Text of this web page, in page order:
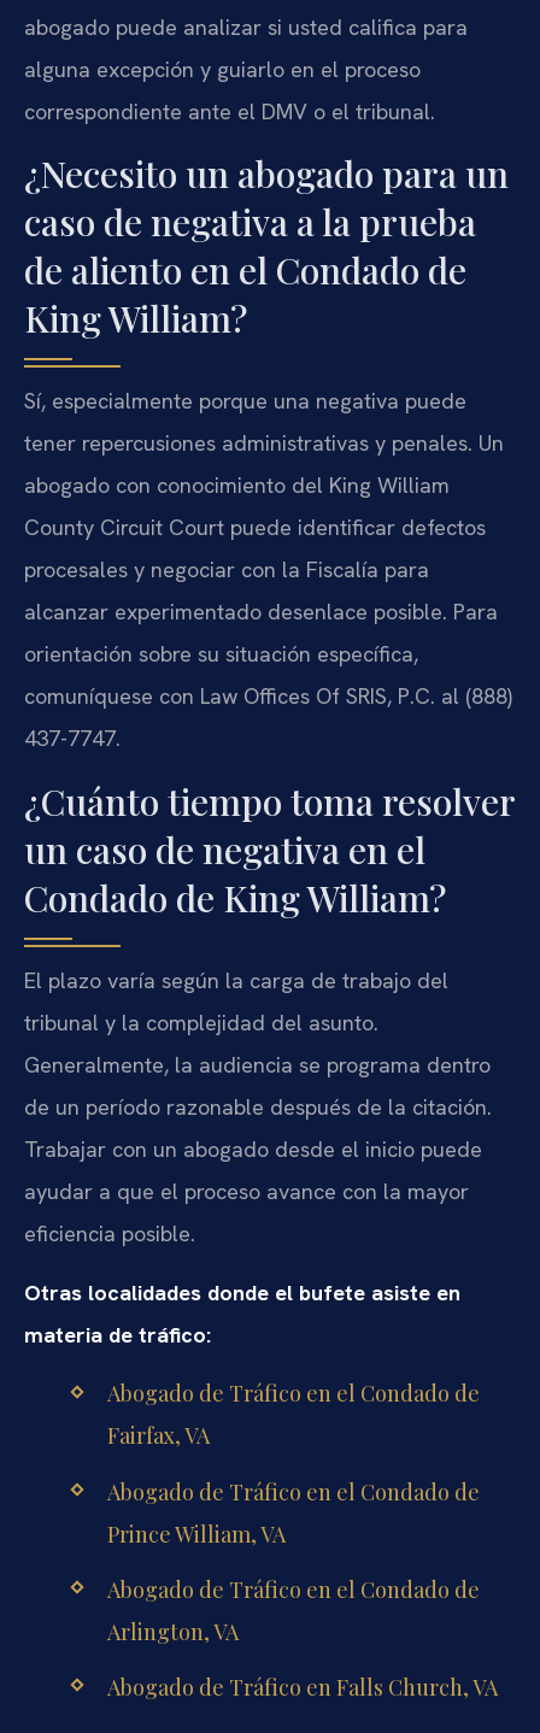
abogado puede analizar si usted califica para
alguna excepción y guiarlo en el proceso
correspondiente ante el DMV o el tribunal.
¿Necesito un abogado para un
caso de negativa a la prueba
de aliento en el Condado de
King William?
Sí, especialmente porque una negativa puede
tener repercusiones administrativas y penales. Un
abogado con conocimiento del King William
County Circuit Court puede identificar defectos
procesales y negociar con la Fiscalía para
alcanzar experimentado desenlace posible. Para
orientación sobre su situación específica,
comuníquese con Law Offices Of SRIS, P.C. al (888)
437-7747.
¿Cuánto tiempo toma resolver
un caso de negativa en el
Condado de King William?
El plazo varía según la carga de trabajo del
tribunal y la complejidad del asunto.
Generalmente, la audiencia se programa dentro
de un período razonable después de la citación.
Trabajar con un abogado desde el inicio puede
ayudar a que el proceso avance con la mayor
eficiencia posible.
Otras localidades donde el bufete asiste en
materia de tráfico:
Abogado de Tráfico en el Condado de
Fairfax, VA
Abogado de Tráfico en el Condado de
Prince William, VA
Abogado de Tráfico en el Condado de
Arlington, VA
Abogado de Tráfico en Falls Church, VA